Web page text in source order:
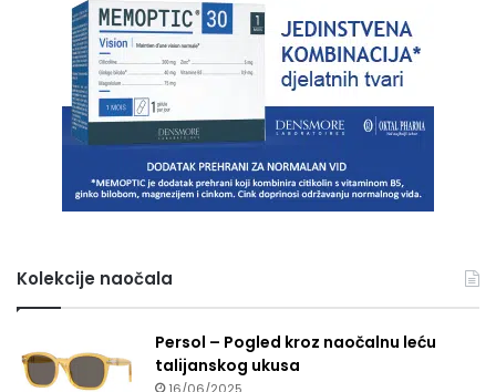
Kolekcije naočala
Persol – Pogled kroz naočalnu leću
talijanskog ukusa